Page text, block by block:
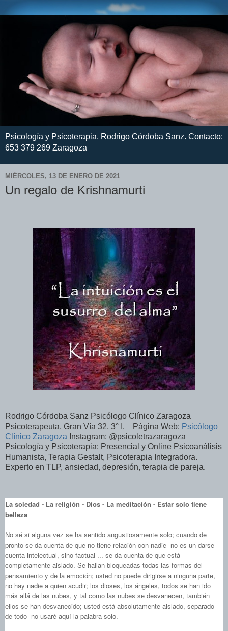
Psicología y Psicoterapia. Rodrigo Córdoba Sanz. Contacto:
653 379 269 Zaragoza
MIÉRCOLES, 13 DE ENERO DE 2021
Un regalo de Krishnamurti
Rodrigo Córdoba Sanz Psicólogo Clínico Zaragoza
Psicoterapeuta. Gran Vía 32, 3° I. Página Web: Psicólogo
Clínico Zaragoza Instagram: @psicoletrazaragoza
Psicología y Psicoterapia: Presencial y Online Psicoanálisis
Humanista, Terapia Gestalt, Psicoterapia Integradora.
Experto en TLP, ansiedad, depresión, terapia de pareja.
La soledad - La religión - Dios - La meditación - Estar solo tiene
belleza
No sé si alguna vez se ha sentido angustiosamente solo; cuando de
pronto se da cuenta de que no tiene relación con nadie ‑no es un darse
cuenta intelectual, sino factual-... se da cuenta de que está
completamente aislado. Se hallan bloqueadas todas las formas del
pensamiento y de la emoción; usted no puede dirigirse a ninguna parte,
no hay nadie a quien acudir; los dioses, los ángeles, todos se han ido
más allá de las nubes, y tal como las nubes se desvanecen, también
ellos se han desvanecido; usted está absolutamente aislado, separado
de todo ‑no usaré aquí la palabra solo.